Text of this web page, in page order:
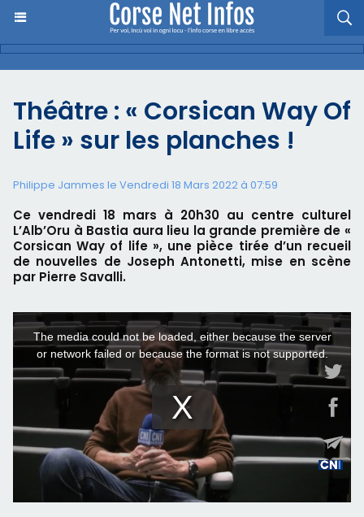
Théâtre : « Corsican Way Of
Life » sur les planches !
Philippe Jammes le Vendredi 18 Mars 2022 à 07:59
Ce vendredi 18 mars à 20h30 au centre culturel
L’Alb’Oru à Bastia aura lieu la grande première de «
Corsican Way of life », une pièce tirée d’un recueil
de nouvelles de Joseph Antonetti, mise en scène
par Pierre Savalli.